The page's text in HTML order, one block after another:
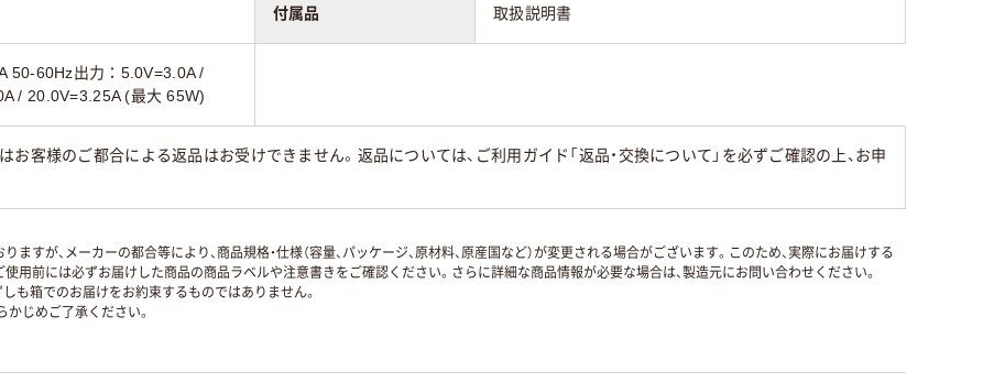
付属品 取扱説明書
50-60Hz出力：5.0V=3.0A /
/ 20.0V=3.25A (最大 65W)
はお客様のご都合による返品はお受けできません。返品については、ご利用ガイド「返品・交換について」を必ずご確認の上、お申
すが、メーカーの都合等により、商品規格・仕様（容量、パッケージ、原材料、原産国など）が変更される場合がございます。このため、実際にお届けする
用前には必ずお届けした商品の商品ラベルや注意書きをご確認ください。さらに詳細な商品情報が必要な場合は、製造元にお問い合わせください。
しも箱でのお届けをお約束するものではありません。
じめご了承ください。